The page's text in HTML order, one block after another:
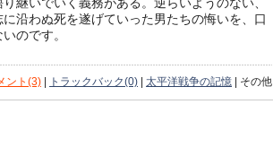
継いでいく義務がある。逆らいようのない、
沿わぬ死を遂げていった男たちの悔いを、口
のです。
ント(3) トラックバック(0) 太平洋戦争の記憶 | その他